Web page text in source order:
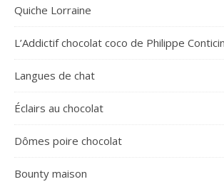
Quiche Lorraine
L’Addictif chocolat coco de Philippe
Langues de chat
Éclairs au chocolat
Dômes poire chocolat
Bounty maison